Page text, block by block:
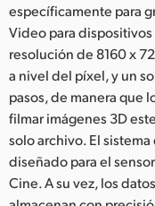
específicamente para
Video para dispositivos
resolución de 8160 x
a nivel del píxel, y un
pasos, de manera que
filmar imágenes 3D
solo archivo. El
diseñado para el
Cine. A su vez, los